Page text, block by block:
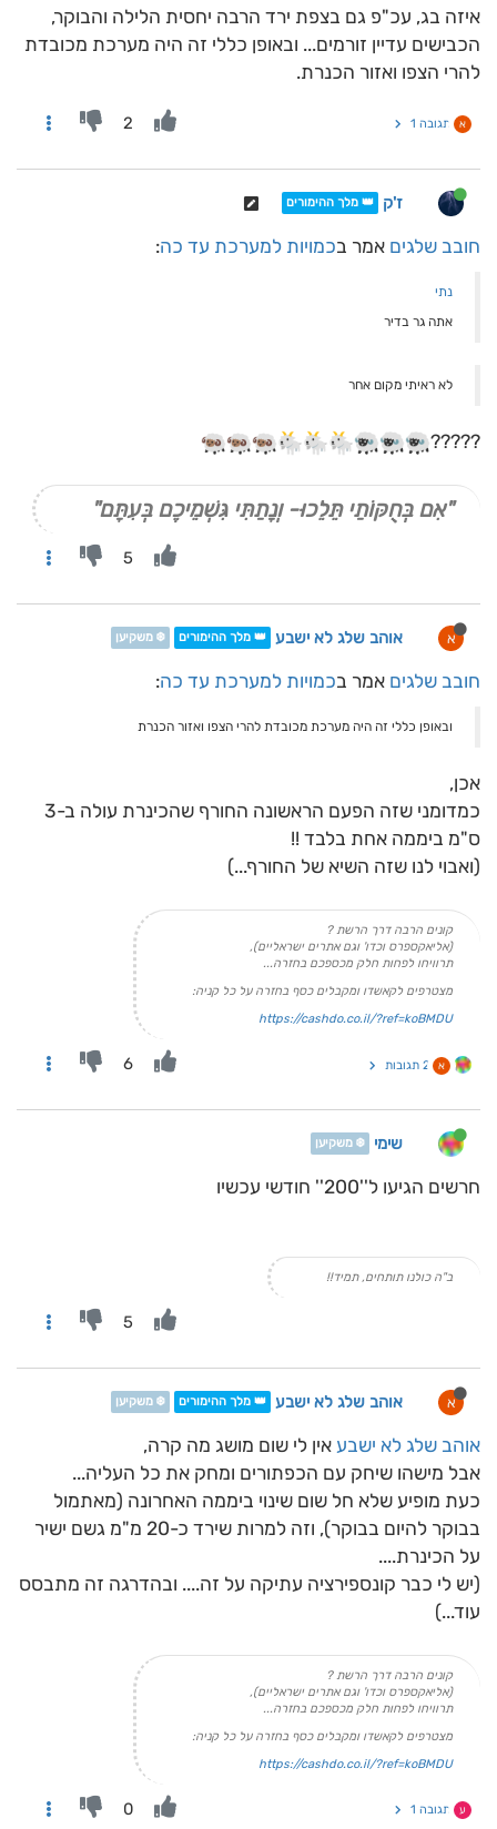
איזה בג, עכ"פ גם בצפת ירד הרבה יחסית הלילה והבוקר,
הכבישים עדיין זורמים... ובאופן כללי זה היה מערכת מכובדת
להרי הצפו ואזור הכנרת.
א תגובה 1 2
ז'ק 👑 מלך ההימורים
חובב שלגים אמר בכמויות למערכת עד כה:
נתי
אתה גר בדיר
לא ראיתי מקום אחר
?????
"אִם בְּחֻקּוֹתַי תֵּלֵכוּ- וְנָתַתִּי גִּשְׁמֵיכֶם בְּעִתָּם"
5
א אוהב שלג לא ישבע 👑 מלך ההימורים ❄️ משקיען
חובב שלגים אמר בכמויות למערכת עד כה:
ובאופן כללי זה היה מערכת מכובדת להרי הצפו ואזור הכנרת
אכן,
כמדומני שזה הפעם הראשונה החורף שהכינרת עולה ב-3
ס"מ ביממה אחת בלבד !!
(ואבוי לנו שזה השיא של החורף...)
קונים הרבה דרך הרשת ?
(אליאקספרס וכדו' וגם אתרים ישראליים),
תרוויחו לפחות חלק מכספכם בחזרה...
מצטרפים לקאשדו ומקבלים כסף בחזרה על כל קניה:
https://cashdo.co.il/?ref=koBMDU
א 2 תגובות 6
שימי ❄️ משקיען
חרשים הגיעו ל''200'' חודשי עכשיו
ב"ה כולנו תותחים, תמיד!!
5
א אוהב שלג לא ישבע 👑 מלך ההימורים ❄️ משקיען
אוהב שלג לא ישבע אין לי שום מושג מה קרה,
אבל מישהו שיחק עם הכפתורים ומחק את כל העליה...
כעת מופיע שלא חל שום שינוי ביממה האחרונה (מאתמול
בבוקר להיום בבוקר), וזה למרות שירד כ-20 מ"מ גשם ישיר
על הכינרת....
(יש לי כבר קונספירציה עתיקה על זה.... ובהדרגה זה מתבסס
עוד...)
קונים הרבה דרך הרשת ?
(אליאקספרס וכדו' וגם אתרים ישראליים),
תרוויחו לפחות חלק מכספכם בחזרה...
מצטרפים לקאשדו ומקבלים כסף בחזרה על כל קניה:
https://cashdo.co.il/?ref=koBMDU
ע תגובה 1 0